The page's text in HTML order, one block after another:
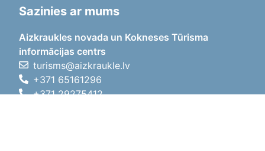
Sazinies ar mums
Aizkraukles novada un Kokneses Tūrisma
informācijas centrs
turisms@aizkraukle.lv
+371 65161296
+371 29275412